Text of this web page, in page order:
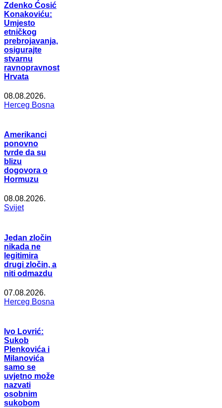
Zdenko Ćosić
Konakoviću:
Umjesto
etničkog
prebrojavanja,
osigurajte
stvarnu
ravnopravnost
Hrvata
08.08.2026.
Herceg Bosna
Amerikanci
ponovno
tvrde da su
blizu
dogovora o
Hormuzu
08.08.2026.
Svijet
Jedan zločin
nikada ne
legitimira
drugi zločin, a
niti odmazdu
07.08.2026.
Herceg Bosna
Ivo Lovrić:
Sukob
Plenkovića i
Milanovića
samo se
uvjetno može
nazvati
osobnim
sukobom